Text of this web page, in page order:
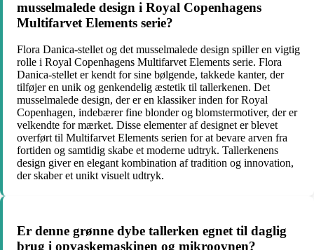
musselmalede design i Royal Copenhagens
Multifarvet Elements serie?
Flora Danica-stellet og det musselmalede design spiller en vigtig
rolle i Royal Copenhagens Multifarvet Elements serie. Flora
Danica-stellet er kendt for sine bølgende, takkede kanter, der
tilføjer en unik og genkendelig æstetik til tallerkenen. Det
musselmalede design, der er en klassiker inden for Royal
Copenhagen, indebærer fine blonder og blomstermotiver, der er
velkendte for mærket. Disse elementer af designet er blevet
overført til Multifarvet Elements serien for at bevare arven fra
fortiden og samtidig skabe et moderne udtryk. Tallerkenens
design giver en elegant kombination af tradition og innovation,
der skaber et unikt visuelt udtryk.
Er denne grønne dybe tallerken egnet til daglig
brug i opvaskemaskinen og mikroovnen?